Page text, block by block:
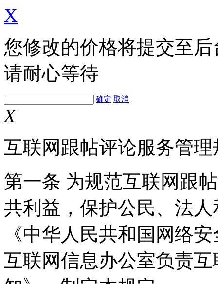
X
您修改的价格将提交至
请耐心等待
确定 取消
X
互联网跟帖评论服务管理
第一条 为规范互联网跟
共利益，保护公民、法
《中华人民共和国网络
互联网信息办公室负责